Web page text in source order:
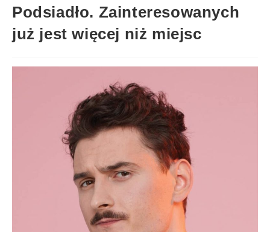
Podsiadło. Zainteresowanych
już jest więcej niż miejsc